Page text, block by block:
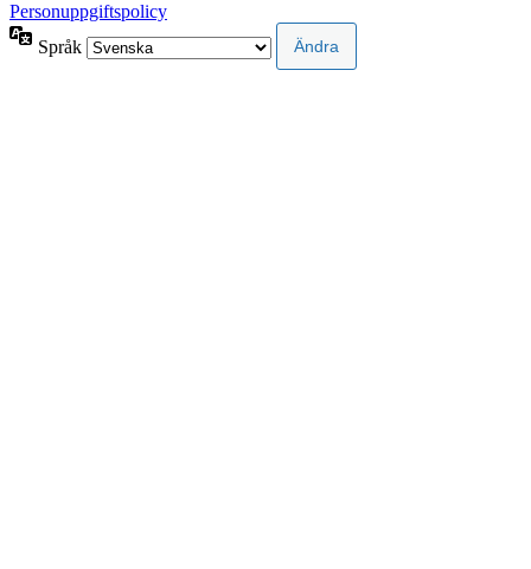
Personuppgiftspolicy
Språk